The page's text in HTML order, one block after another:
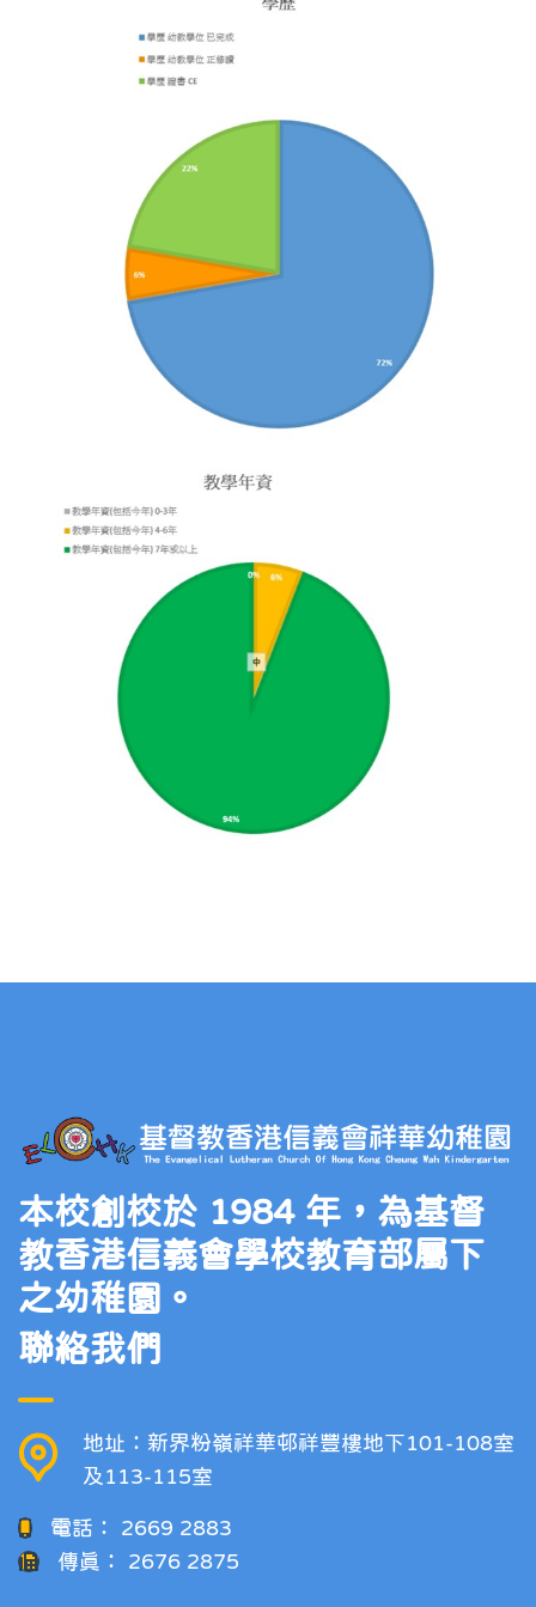
本校創校於 1984 年，為基督
教香港信義會學校教育部屬下
之幼稚園。
聯絡我們
地址：新界粉嶺祥華邨祥豐樓地下101-108室
及113-115室
電話： 2669 2883
傳真： 2676 2875